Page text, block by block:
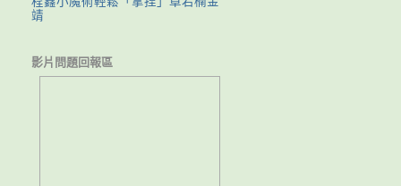
靖
影片問題回報區